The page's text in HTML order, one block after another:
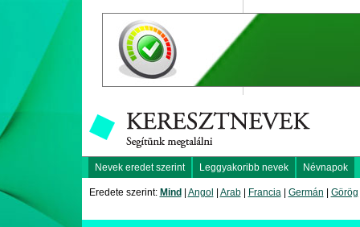
Nevek eredet szerint Leggyakoribb nevek Névnapok
Eredete szerint: Mind Angol Arab| Francia| Germán Görög